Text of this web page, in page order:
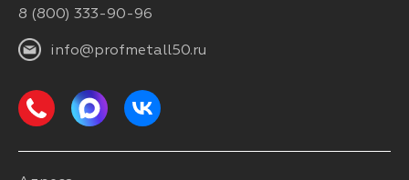
8 (800) 333-90-96
info@profmetall50.ru